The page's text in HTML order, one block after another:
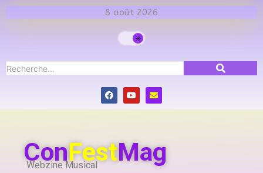
8 août 2026
ConFestMag
Webzine Musical